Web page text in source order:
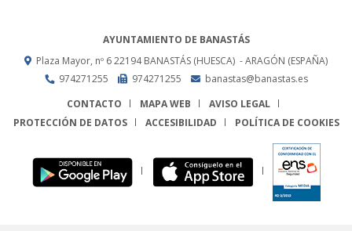
AYUNTAMIENTO DE BANASTÁS
Plaza Mayor, nº 622194 BANASTÁS (HUESCA) - ARAGÓN (ESPAÑA)
974271255
974271255
banastas@banastas.es
CONTACTO
MAPA WEB
AVISO LEGAL
PROTECCIÓN DE DATOS
ACCESIBILIDAD POLÍTICA DE COOKIES